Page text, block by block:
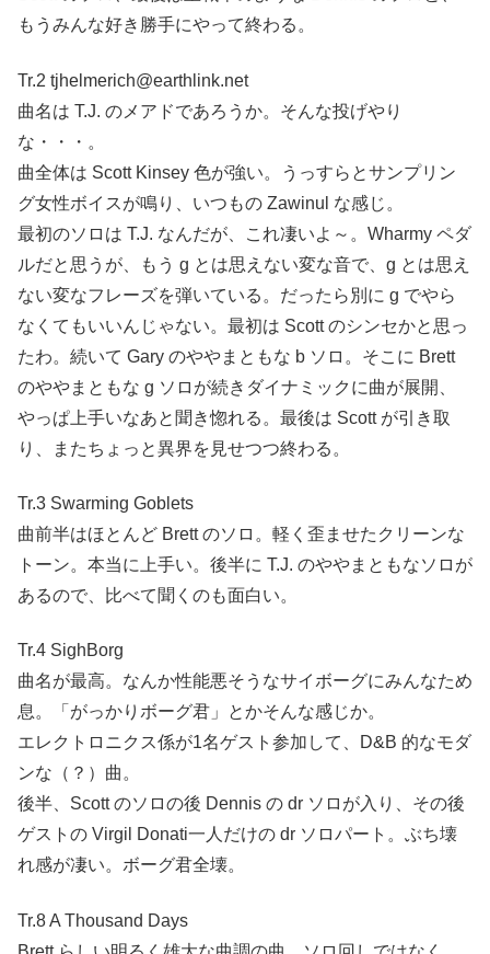
もうみんな好き勝手にやって終わる。
Tr.2 tjhelmerich@earthlink.net
曲名は T.J. のメアドであろうか。そんな投げやり
な・・・。
曲全体は Scott Kinsey 色が強い。うっすらとサンプリン
グ女性ボイスが鳴り、いつもの Zawinul な感じ。
最初のソロは T.J. なんだが、これ凄いよ～。Wharmy ペダ
ルだと思うが、もう g とは思えない変な音で、g とは思え
ない変なフレーズを弾いている。だったら別に g でやら
なくてもいいんじゃない。最初は Scott のシンセかと思っ
たわ。続いて Gary のややまともな b ソロ。そこに Brett
のややまともな g ソロが続きダイナミックに曲が展開、
やっぱ上手いなあと聞き惚れる。最後は Scott が引き取
り、またちょっと異界を見せつつ終わる。
Tr.3 Swarming Goblets
曲前半はほとんど Brett のソロ。軽く歪ませたクリーンな
トーン。本当に上手い。後半に T.J. のややまともなソロが
あるので、比べて聞くのも面白い。
Tr.4 SighBorg
曲名が最高。なんか性能悪そうなサイボーグにみんなため
息。「がっかりボーグ君」とかそんな感じか。
エレクトロニクス係が1名ゲスト参加して、D&B 的なモダ
ンな（？）曲。
後半、Scott のソロの後 Dennis の dr ソロが入り、その後
ゲストの Virgil Donati一人だけの dr ソロパート。ぶち壊
れ感が凄い。ボーグ君全壊。
Tr.8 A Thousand Days